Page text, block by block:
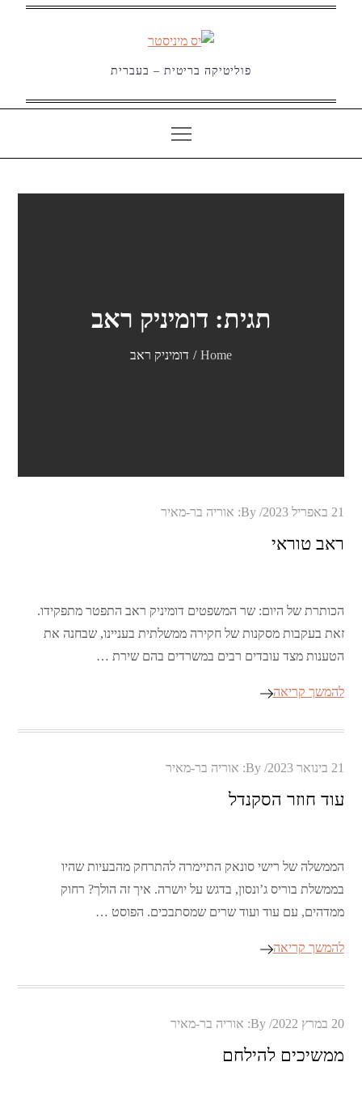
פוליטיקה בריטית – בעברית
תגית: דומיניק ראב
Home דומיניק ראב
Posted
21 באפריל 2023 By: אוריה בר-מאיר
ראב טוראי
הכותרת של היום: שר המשפטים דומיניק ראב התפטר מתפקידו.
זאת בעקבות מסקנות של חקירה ממשלתית בעניינו, שבחנה את
הטענות מצד עובדים רבים במשרדים בהם שירת …
להמשך קריאה
Posted
21 בינואר 2023 By: אוריה בר-מאיר
עוד חוזר הסקנדל
הממשלה של רישי סונאק התיימרה להתרחק מהבעיות שהיו
בממשלת בוריס ג’ונסון, בדגש על יושרה. איך זה הולך? רחוק
ממדהים, עם עוד ועוד שרים שמסתבכים. הפוסט …
להמשך קריאה
Posted
20 במרץ 2022 By: אוריה בר-מאיר
ממשיכים להילחם